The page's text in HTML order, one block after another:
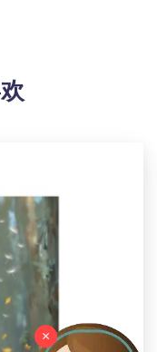
感，适用于客
、浴室、酒吧等
绝佳礼物！
制品轻轻拂去灰
x 40cm宽
×